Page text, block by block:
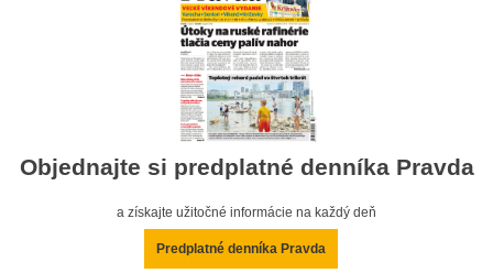
Objednajte si predplatné denníka Pravda
a získajte užitočné informácie na každý deň
Predplatné denníka Pravda